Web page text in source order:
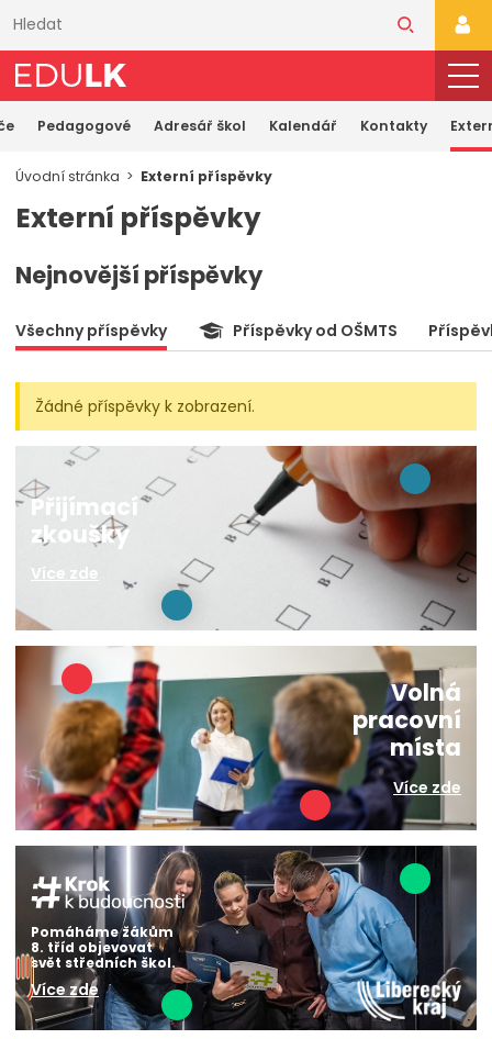
obsahu
Pedagogové Adresář škol Kalendář Kontakty
Úvodní stránka Externí příspěvky
Externí příspěvky
Nejnovější příspěvky
Všechny příspěvky Příspěvky od OŠMTS
Žádné příspěvky k zobrazení.
Přijímací
zkoušky
Více zde
Volná
pracovní
místa
Více zde
Pomáháme žákům
8. tříd objevovat
svět středních škol.
Více zde